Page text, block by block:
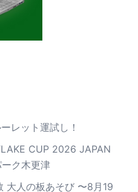
レット運試し！
CUP 2026 JAPAN
ク木更津
大人の板あそび 〜8月19